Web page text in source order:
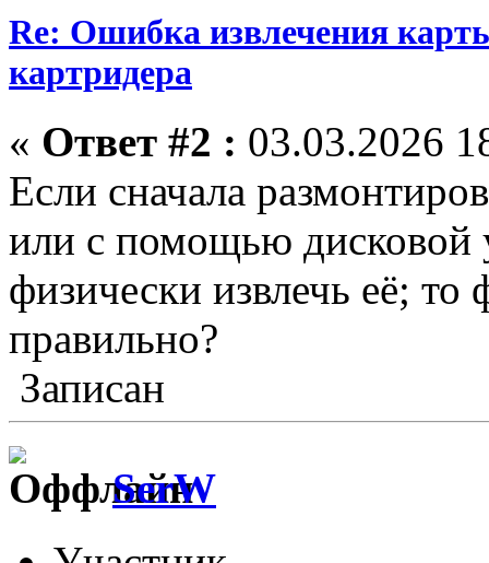
Re: Ошибка извлечения
картридера
« Ответ #2 : 03.03.2026
Если сначала
или с помощью дисковой
физически извлечь её; то
правильно?
Записан
SerW